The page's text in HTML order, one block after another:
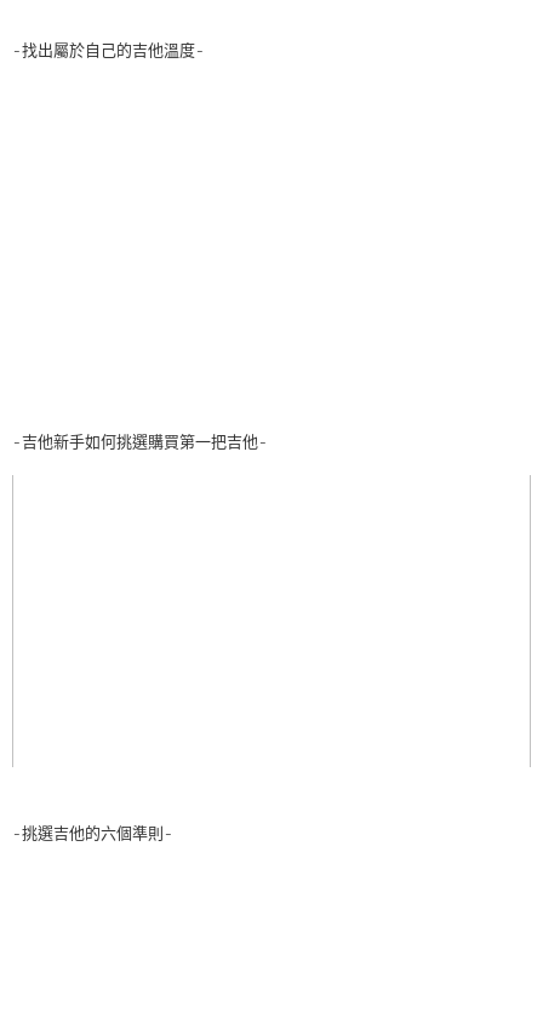
-找出屬於自己的吉他溫度-
-吉他新手如何挑選購買第一把吉他-
-挑選吉他的六個準則-